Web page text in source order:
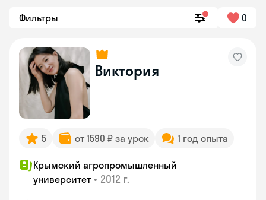
Фильтры 0
Виктория
5 от 1590 ₽ за урок 1 год опыта
Крымский агропромышленный
университет • 2012 г.